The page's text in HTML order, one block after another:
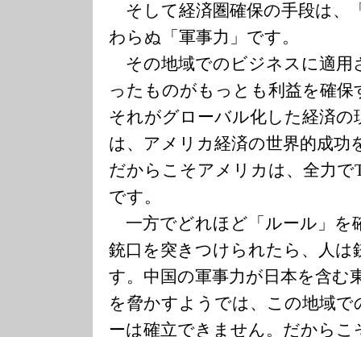
そして経済圏確保の手段は、
わらぬ「軍事力」です。
その地域でのビジネスに適用
ったものがもっとも利益を確
それがグローバル化した経済の
は、アメリカ経済の世界的成功
だからこそアメリカは、全力で
です。
一方でどれほど「ルール」を
銃口を突きつけられたら、人は
す。中国の軍事力が日本を含む
を脅かすようでは、この地域
ーは確立できません。だからこ